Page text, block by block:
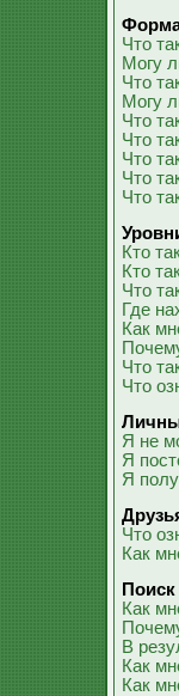
Что
Могу
Что
Могу
Что
Что
Что
Что
Что
Кто
Кто
Что
Где
Как
Что
Что
Я не
Я
Я
Что
Как
Как
В
Как
Как